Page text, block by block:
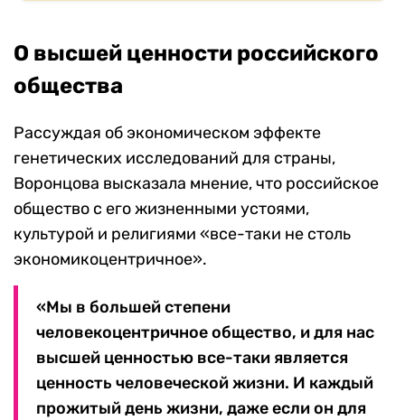
О высшей ценности российского
общества
Рассуждая об экономическом эффекте
генетических исследований для страны,
Воронцова высказала мнение, что российское
общество с его жизненными устоями,
культурой и религиями «все-таки не столь
экономикоцентричное».
«Мы в большей степени
человекоцентричное общество, и для нас
высшей ценностью все-таки является
ценность человеческой жизни. И каждый
прожитый день жизни, даже если он для